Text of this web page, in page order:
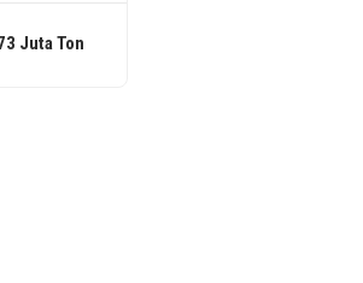
Juta Ton